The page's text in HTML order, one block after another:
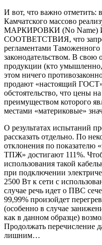
И вот, что важно отметить:
Камчатского массово
МАРКИРОВКИ (No
СООТВЕТСТВИЯ, что
регламентами
законодательством. В свою
продукции (кто
этом ничего
продают «настоящий
обстоятельство, что цены
преимуществом которого
местами «материковые»
О результатах испытаний
рассказать отдельно. По
отклонения по показателю
ТПЖ» достигают 111%.
использования такой
при подключении
2500 Вт к сети с
случае речь идет о ПВС
99,99% произойдет
(особенно в случае
как в данном образце)
Продолжать перечисление
лишним…